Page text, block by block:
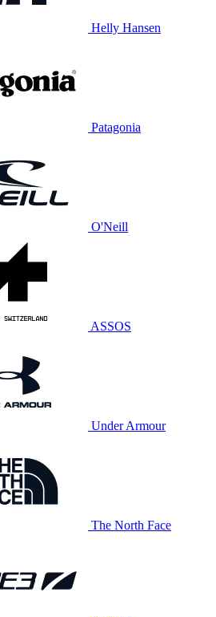
Helly Hansen
Patagonia
O'Neill
ASSOS
Under Armour
The North Face